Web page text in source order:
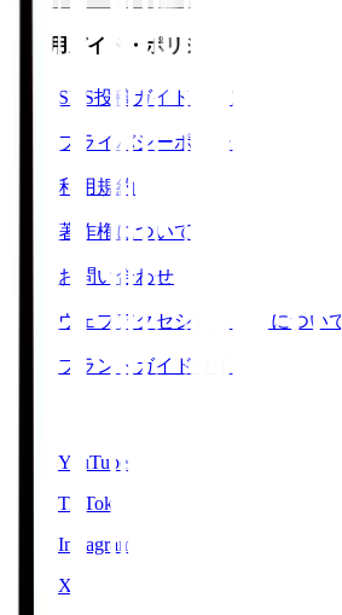
ご利用ガイド・ポリシー
SNS投稿ガイドライン
プライバシーポリシー
利用規約
著作権について
お問い合わせ
ウェブアクセシビリティについて
ブランドガイドライン
YouTube
TikTok
Instagram
X